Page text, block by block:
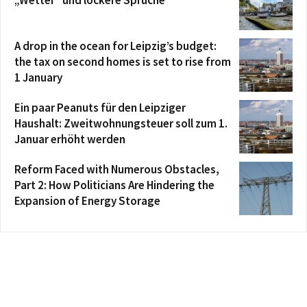
A drop in the ocean for Leipzig’s budget:
the tax on second homes is set to rise from
1 January
Ein paar Peanuts für den Leipziger
Haushalt: Zweitwohnungsteuer soll zum 1.
Januar erhöht werden
Reform Faced with Numerous Obstacles,
Part 2: How Politicians Are Hindering the
Expansion of Energy Storage